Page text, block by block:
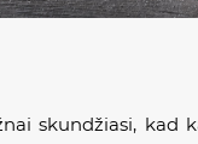
skundžiasi, kad